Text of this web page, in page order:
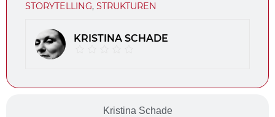
Kristina Schade
STORYTELLING, STRUKTUREN
KRISTINA SCHADE